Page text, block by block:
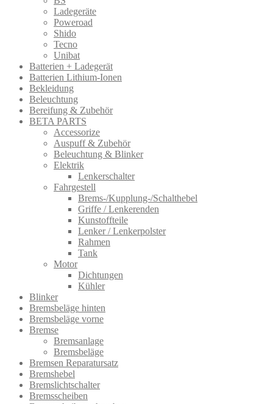
Ladegeräte
Poweroad
Shido
Tecno
Unibat
Batterien + Ladegerät
Batterien Lithium-Ionen
Bekleidung
Beleuchtung
Bereifung & Zubehör
BETA PARTS
Accessorize
Auspuff & Zubehör
Beleuchtung & Blinker
Elektrik
Lenkerschalter
Fahrgestell
Brems-/Kupplung-/Schalthebel
Griffe / Lenkerenden
Kunstoffteile
Lenker / Lenkerpolster
Rahmen
Tank
Motor
Dichtungen
Kühler
Blinker
Bremsbeläge hinten
Bremsbeläge vorne
Bremse
Bremsanlage
Bremsbeläge
Bremsen Reparatursatz
Bremshebel
Bremslichtsch​alter
Bremsscheiben